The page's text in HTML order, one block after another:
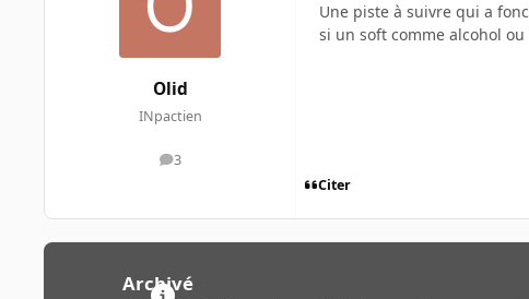
Olid
INpactien
3
messages
Une piste à suivre qui a
si un soft comme alcohol
Citer
Archivé